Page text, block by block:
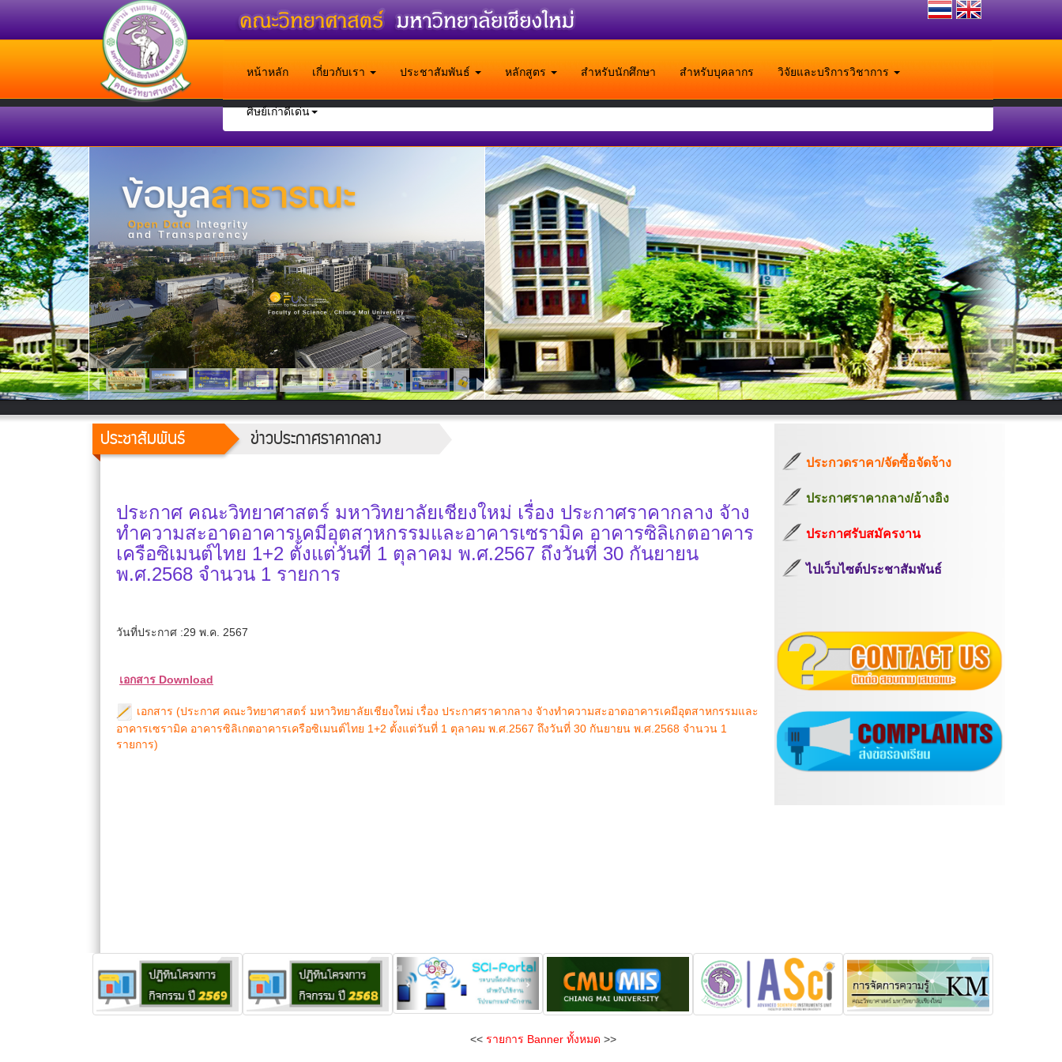
หน้าหลัก เกี่ยวกับเรา ประชาสัมพันธ์ หลักสูตร สำหรับนักศึกษา สำหรับบุคลากร วิจัยและบริการวิชาการ
ศิษย์เก่าดีเด่น
ประชาสัมพันธ์ ข่าวประกาศราคากลาง
ประกาศ คณะวิทยาศาสตร์ มหาวิทยาลัยเชียงใหม่ เรื่อง ประกาศราคากลาง จัาง
ทำความสะอาดอาคารเคมีอุตสาหกรรมและอาคารเซรามิค อาคารซิลิเกตอาคาร
เครือซิเมนต์ไทย 1+2 ตั้งแต่วันที่ 1 ตุลาคม พ.ศ.2567 ถึงวันที่ 30 กันยายน
พ.ศ.2568 จำนวน 1 รายการ
วันที่ประกาศ :29 พ.ค. 2567
เอกสาร Download
เอกสาร (ประกาศ คณะวิทยาศาสตร์ มหาวิทยาลัยเชียงใหม่ เรื่อง ประกาศราคากลาง จัางทำความสะอาดอาคารเคมีอุตสาหกรรมและ
อาคารเซรามิค อาคารซิลิเกตอาคารเครือซิเมนต์ไทย 1+2 ตั้งแต่วันที่ 1 ตุลาคม พ.ศ.2567 ถึงวันที่ 30 กันยายน พ.ศ.2568 จำนวน 1
รายการ)
ประกวดราคา/จัดซื้อจัดจ้าง
ประกาศราคากลาง/อ้างอิง
ประกาศรับสมัครงาน
ไปเว็บไซต์ประชาสัมพันธ์
<< รายการ Banner ทั้งหมด >>